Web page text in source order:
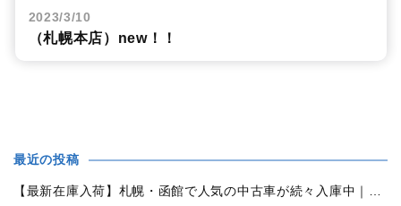
2023/3/10
（札幌本店）new！！
最近の投稿
【最新在庫入荷】札幌・函館で人気の中古車が続々入庫中｜早い者勝ち！【ダイハツ ミラココア660プラスX 4WD】